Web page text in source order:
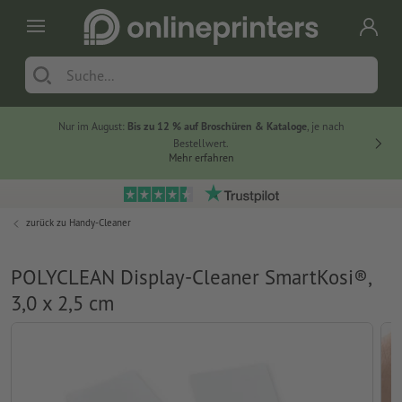
Nur im August: Bis zu 12 % auf Broschüren & Kataloge, je nach
Bestellwert.
Mehr erfahren
zurück zu Handy-Cleaner
POLYCLEAN Display-Cleaner SmartKosi®,
3,0 x 2,5 cm